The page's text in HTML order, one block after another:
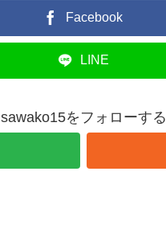
Facebook
LINE
sawako15をフォローする